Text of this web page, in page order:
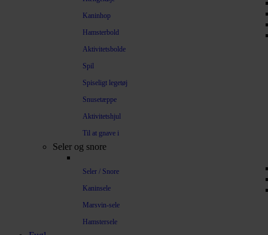
Kaninhop
Hamsterbold
Aktivitetsbolde
Spil
Spiseligt legetøj
Snusetæppe
Aktivitetshjul
Til at gnave i
Seler og snore
Seler / Snore
Kaninsele
Marsvin-sele
Hamstersele